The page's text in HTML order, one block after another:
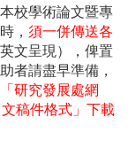
校學術論文暨專
， 須一併傳送各
文呈現），俾置
者請盡早準備，
研究發展處網
稿件格式」下載